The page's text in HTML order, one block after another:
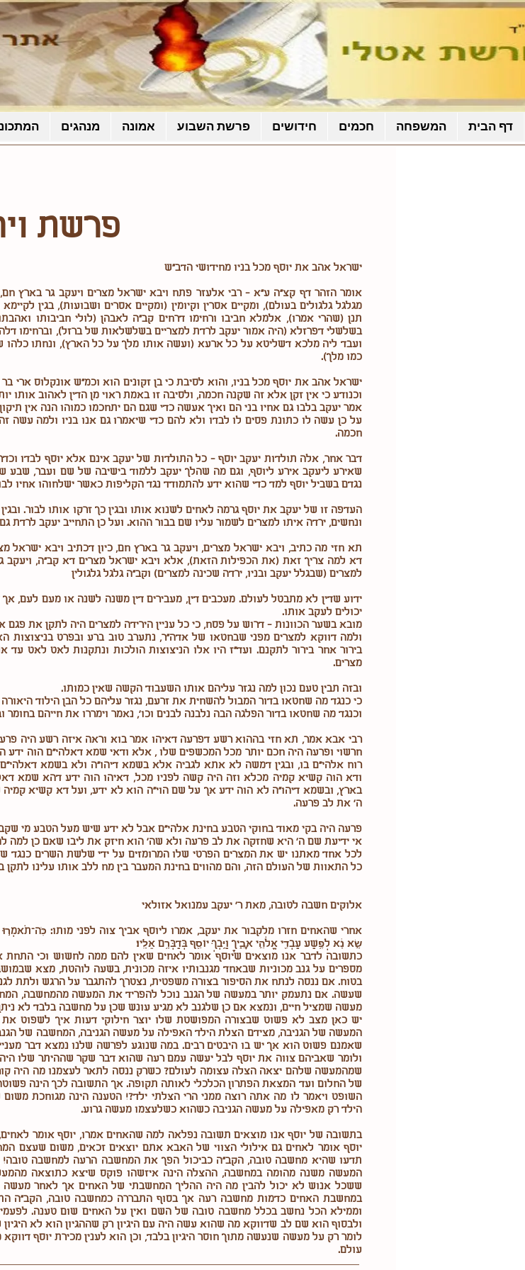
מנהגים אמונה פרשת השבוע חידושים חכמים המשפחה דף הבית
פרשת
ישראל אהב את יוסף מכל בניו מחידושי הדב"ש
אומר הזהר דף קצ"ה ע"א - רבי אלעזר פתח ויבא ישראל מצרים ויעקב גר בארץ
מגלגל גלגולים בעולם), ומקיים אסרין וקיומין (ומקיים אסרים ושבועות), בגין
תנן (שהרי אמרו), אלמלא חביבו ורחימו דרחים קב"ה לאבהן (לולי חביבותו
בשלשלי דפרזלא (היה אמור יעקב לרדת למצריים בשלשלאות של ברזל), וברחימו
ועבד ליה מלכא דשליטא על כל ארעא (ועשה אותו מלך על כל הארץ), ונחתו כלהו
כמו מלך).
ישראל אהב את יוסף מכל בניו, והוא לסיבת כי בן זקונים הוא וכמ"ש אונקלוס ארי
וכנודע כי אין זקן אלא זה שקנה חכמה, ולסיבה זו באמת ראוי מן הדין לאהוב אותו
אמר יעקב בלבו גם אחיו בני הם ואיך אעשה כדי שגם הם יתחכמו כמוהו הנה אין
על כן עשה לו כתונת פסים לו לבדו ולא להם כדי שיאמרו גם אנו בניו ולמה עשה
חכמה.
דבר אחר, אלה תולדות יעקב יוסף - כל התולדות של יעקב אינם אלא יוסף לבדו
שאירע ליעקב אירע ליוסף, וגם מה שהלך יעקב ללמוד בישיבה של שם ועבר, שבע
נגדם בשביל יוסף למד כדי שהוא ידע להתמודד נגד הקליפות כאשר ישלחוהו אחיו
העדפה זו של יעקב את יוסף גרמה לאחים לשנוא אותו ובגין כך זרקו אותו לבור.
ונחשים, ירדה איתו למצרים לשמור עליו שם בבור ההוא. ועל כן התחייב יעקב
תא חזי מה כתיב, ויבא ישראל מצרים, ויעקב גר בארץ חם, כיון דכתיב ויבא
דא למה צריך זאת (את הכפילות הזאת), אלא ויבא ישראל מצרים דא קב"ה, ויעקב
למצרים (שבגלל יעקב ובניו, ירדה שכינה למצרים) וקב"ה גלגל גלגולין
ידוע שדין לא מתבטל לעולם. מעכבים דין, מעבירים דין משנה לשנה או מעם לעם,
יכולים לעקב אותו.
מובא בשער הכוונות - דרוש על פסח, כי כל עניין הירידה למצרים היה לתקן את פגם
ולמה דווקא למצרים מפני שבחטאו של אדה"ר, נתערב טוב ברע ובפרט בניצוצות
בירור אחר בירור לתקנם. ועד"ז היו אלו הניצוצות הולכות ונתקנות לאט לאט
מצרים.
ובזה תבין טעם נכון למה נגזר עליהם אותו השעבוד הקשה שאין כמותו.
כי כנגד מה שחטאו בדור המבול להשחית את זרעם, נגזר עליהם כל הבן הילוד
וכנגד מה שחטאו בדור הפלגה הבה נלבנה לבנים וכו', נאמר וימררו את חייהם בחומר
רבי אבא אמר, תא חזי בההוא רשע דפרעה דאיהו אמר בוא וראה איזה רשע היה
חרשוי ופרעה היה חכם יותר מכל המכשפים שלו , אלא ודאי שמא דאלהי"ם הוה
רוח אלהי"ם בו, ובגין דמשה לא אתא לגביה אלא בשמא דיהו"ה ולא בשמא
ודא הוה קשיא קמיה מכלא וזה היה קשה לפניו מכל, דאיהו הוה ידע דהא שמא
בארץ, ובשמא דיהו"ה לא הוה ידע אך על שם הוי"ה הוא לא ידע, ועל דא קשיא
ה' את לב פרעה.
פרעה היה בקי מאוד בחוקי הטבע בחינת אלהי"ם אבל לא ידע שיש מעל הטבע מי
אי ידיעת שם ה' היא שחזקה את לב פרעה ולא שה' הוא חיזק את ליבו שאם כן למה
לכל אחד מאתנו יש את המצרים הפרטי שלו המרומזים על ידי שלשת השרים כנגד
כל התאוות של העולם הזה, והם מהווים בחינת המעבר בין מח ללב אותו עלינו לתקן
אלוקים חשבה לטובה, מאת ר' יעקב עמנואל אזולאי
אחרי שהאחים חזרו מלקבור את יעקב, אמרו ליוסף אביך צוה לפני מותו:
שָׂ֣א נָ֔א לְפֶ֥שַׁע עַבְדֵ֖י אֱלֹהֵ֣י אָבִ֑יךָ וַיֵּ֥בְךְּ יוֹסֵ֖ף בְּדַבְּרָ֥ם אֵלָֽיו׃
כתשובה לדבר אנו מוצאים שיוסף אומר לאחים שאין להם ממה לחשוש וכי
מספרים על גנב מכוניות שבאחד מגנבותיו איזה מכונית, בשעה לוהטת, מצא
בטוח. אם ננסה לנתח את הסיפור בצורה משפטית, נצטרך להתגבר על הרגש ולתת
שעשה. אם נתעמק יותר במעשה של הגנב נוכל להפריד את המעשה מהמחשבה,
מעשה שמציל חיים, ונמצא אם כן שלגנב לא מגיע עונש שכן על מחשבה בלבד לא
יש כאן מצב לא פשוט שבצורה המפושטת שלו יוצר חילוקי דעות איך לשפוט את
המעשה של הגניבה, מצידם הצלת הילד האפילה על מעשה הגניבה, המחשבה של
שאמנם פשוט הוא אך יש בו היבטים רבים. במה שנוגע לפרשה שלנו נמצא דבר
ולומר שאביהם צווה את יוסף לבל יעשה עמם רעה שהוא דבר שקר שההיתר שלו
שמהמעשה שלהם יצאה הצלה עצומה לעולם? כשרק ננסה לתאר לעצמנו מה היה
של החלום ועד המצאת הפתרון הכלכלי לאותה תקופה. אך התשובה לכך הינה
השופט ויאמר לו מה אתה רוצה ממני הרי הצלתי ילד?! הטענה הינה מגוחכת
הילד רק מאפילה על מעשה הגניבה כשהוא כשלעצמו מעשה גרוע.
בתשובה של יוסף אנו מוצאים תשובה נפלאה למה שהאחים אמרו, יוסף אומר
יוסף אומר לאחים גם אילולי הצווי של האבא אתם יוצאים זכאים, משום
תדעו שהיא מחשבה טובה, הקב"ה כביכול הפך את המחשבה הרעה למחשבה טובה!
המעשה משנה מהומה במחשבה, ההצלה הינה איזשהו פוקס שיצא כתוצאה
ששכל אנוש לא יכול להבין מה היה ההליך המחשבתי של האחים אך לאחר
במחשבת האחים כדמות מחשבה רעה אך בסוף התבררה כמחשבה טובה, הקב"ה
וממילא הכל נחשב בכלל מחשבה טובה של השם ואין על האחים שום טענה.
ולבסוף הוא שם לב שדווקא מה שהוא עשה היה עם היגיון רק שההגיון הוא לא
לומר רק על מעשה שנעשה מתוך חוסר היגיון בלבד, וכן הוא לענין מכירת יוסף
עולם.